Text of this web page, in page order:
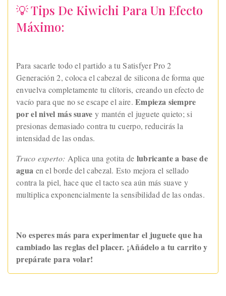
💡 Tips De Kiwichi Para Un Efecto
Máximo:
Para sacarle todo el partido a tu Satisfyer Pro 2
Generación 2, coloca el cabezal de silicona de forma que
envuelva completamente tu clítoris, creando un efecto de
vacío para que no se escape el aire.Empieza siempre
por el nivel más suave y mantén el juguete quieto; si
presionas demasiado contra tu cuerpo, reducirás la
intensidad de las ondas.
Truco experto: Aplica una gotita de lubricante a base de
agua en el borde del cabezal. Esto mejora el sellado
contra la piel, hace que el tacto sea aún más suave y
multiplica exponencialmente la sensibilidad de las ondas.
No esperes más para experimentar el juguete que ha
cambiado las reglas del placer. ¡Añádelo a tu carrito y
prepárate para volar!